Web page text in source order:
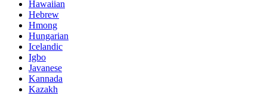
Hawaiian
Hebrew
Hmong
Hungarian
Icelandic
Igbo
Javanese
Kannada
Kazakh